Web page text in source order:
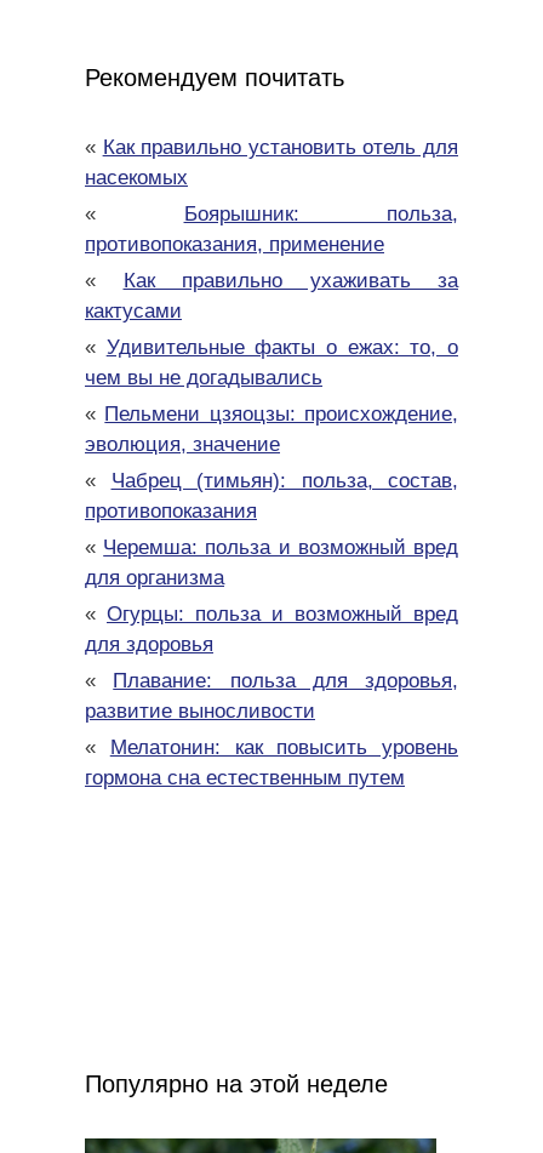
Рекомендуем почитать
« Как правильно установить отель для
насекомых
« Боярышник: польза,
противопоказания, применение
« Как правильно ухаживать за
кактусами
« Удивительные факты о ежах: то, о
чем вы не догадывались
« Пельмени цзяоцзы: происхождение,
эволюция, значение
« Чабрец (тимьян): польза, состав,
противопоказания
« Черемша: польза и возможный вред
для организма
« Огурцы: польза и возможный вред
для здоровья
« Плавание: польза для здоровья,
развитие выносливости
« Мелатонин: как повысить уровень
гормона сна естественным путем
Популярно на этой неделе